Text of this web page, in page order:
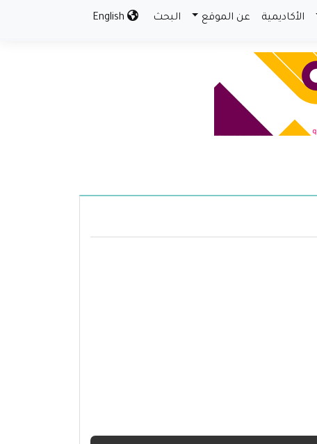
الأكاديمية عن الموقع البحث